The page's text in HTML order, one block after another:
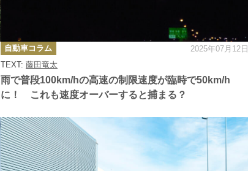
雨で普段100km/hの高速の制限速度が臨時で50km/h
に！ これも速度オーバーすると捕まる？
TEXT: 藤田竜太
カ
テ
ゴ
リ
ー
自動車コラム 2025年07月12日